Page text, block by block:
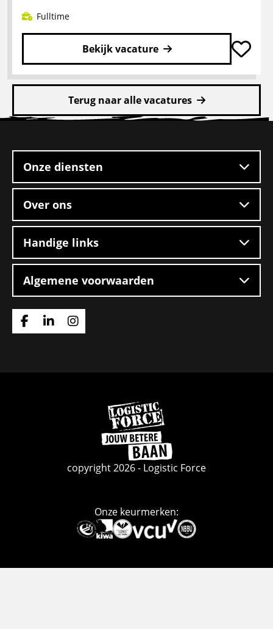
Fulltime
Bekijk vacature
Lees
meer
Rangeerder
Boxtel
Terug naar alle vacatures
footer
Onze diensten
Over ons
Handige links
Algemene voorwaarden
Ga
Ga
Ga
Ga
naar
de
homepage
copyright 2026 - Logistic Force
Onze keurmerken:
Deze
link
naar